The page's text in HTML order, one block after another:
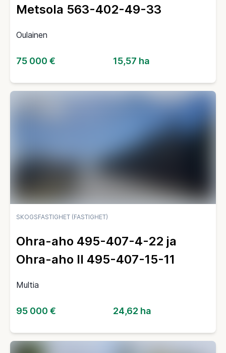
Metsola 563-402-49-33
Oulainen
75 000 € 15,57 ha
SKOGSFASTIGHET (FASTIGHET)
Ohra-aho 495-407-4-22 ja
Ohra-aho II 495-407-15-11
Multia
95 000 € 24,62 ha